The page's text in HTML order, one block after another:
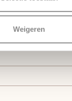
Weigeren